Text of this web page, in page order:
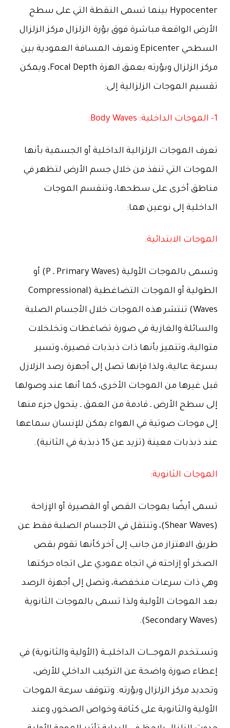
Hypocenter بينما تسمى النقطة التي على سطح
الأرض الواقعة مباشرة فوق بؤرة الزلزال مركز الزلزال
السطحي Epicenter وتعرف المسافة العمودية بين
مركز الزلزال وبؤرته بعمق الهزة Focal Depth، ويمكن
تقسيم الموجات الزلزالية إلى:
1- الموجات الداخلية: Body Waves:
تعرف الموجات الزلزالية الداخلية أو الجسمية بأنها
الموجات التي تنفذ من خلال جسم الأرض لتظهر في
مناطق أخرى على سطحها، وتنقسم الموجات
الداخلية إلى نوعين هما:
الموجات الابتدائية:
وتسمى بالموجات الأولية (Primary Waves ـ P) أو
الطولية أو الموجات التضاغطية (Compressional
Waves) تنتشر هذه الموجات خلال الأجسام الصلبة
والسائلة والغازية في صورة تضاغطات وتخلخلات
متوالية، وتتميز بأنها ذات ذبذبات قصيرة، وتسير
بسرعة عالية، ولذا فإنها تصل إلى أجهزة رصد الزلازل
قبل غيرها من الموجات الأخرى، كما أنها عند وصولها
إلى سطح الأرض ـ قادمة من العمق ـ يتحول جزء منها
إلى موجات صوتية في الهواء يمكن للإنسان سماعها
عند ذبذبات معينة (تزيد عن 15 ذبذبة في الثانية).
الموجات الثانوية:
تسمى أيضًا بموجات القص أو القصيرة أو الإزاحة
(Shear Waves)، وتنتقل في الأجسام الصلبة فقط عن
طريق الاهتزاز من جانب إلى آخر كأنها تقوم بقص
الصخر أو إزاحته في اتجاه عمودي على اتجاه حركتها
وهي ذات سرعات منخفضة، وتصل إلى أجهزة الرصد
بعد الموجات الأولية ولذا تسمى بالموجات الثانوية
(Secondary Waves).
وتسـتخدم الموجـــات الداخليــة (الأولية والثانوية) في
إعطاء صورة واضحة عن التركيب الداخلي للأرض،
وتحديد مركز الزلزال وبؤرته. وتتوقف سرعة الموجات
الأولية والثانوية على كثافة وخواص الصخور، وعند